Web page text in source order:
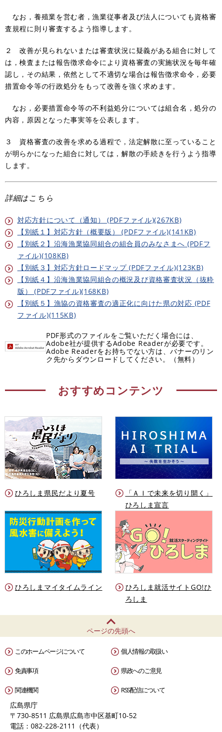
なお，養殖業を営む者，漁業従事者及び法人についても資格審
査規程に則り審査するよう指導します。
２ 改善が見られないまたは審査状況に疑義がある組合に対して
は，検査または報告徴求命令により資格審査の実施状況を毎年確
認し，その結果，依然として不適切な場合は報告徴求命令，必要
措置命令等の行政処分をもって改善を強く求めます。
なお，必要措置命令等の不利益処分については組合名，処分の
内容，原因となった事実等を公表します。
３ 資格審査の改善を求める過程で，法定解散に至っていること
が明らかになった組合に対しては，解散の手続きを行うよう指導
します。
詳細はこちら
対応方針について（通知） (PDFファイル)(267KB)
【別紙１】対応方針（概要版） (PDFファイル)(141KB)
【別紙２】沿海漁業協同組合の組合員のみなさまへ (PDFフ
ァイル)(108KB)
【別紙３】対応方針ロードマップ (PDFファイル)(123KB)
【別紙４】沿海漁業協同組合の概況及び資格審査状況（抜粋
版） (PDFファイル)(168KB)
【別紙５】漁協の資格審査の適正化に向けた県の対応 (PDF
ファイル)(115KB)
PDF形式のファイルをご覧いただく場合には、
Adobe社が提供するAdobe Readerが必要です。
Adobe Readerをお持ちでない方は、バナーのリン
ク先からダウンロードしてください。（無料）
おすすめコンテンツ
ひろしま県民だより夏号
「ＡＩで未来を切り開く」
ひろしま宣言
ひろしまマイタイムライン
ひろしま就活サイトGO!ひ
ろしま
ページの先頭へ
このホームページについて 個人情報の取扱い
免責事項 県政へのご意見
関連機関 RSS配信について
広島県庁
〒730-8511 広島県広島市中区基町10-52
電話：082-228-2111（代表）